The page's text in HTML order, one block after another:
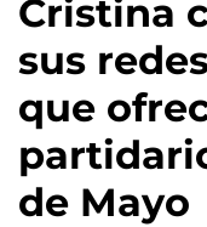
Cristina
sus
que
de Mayo